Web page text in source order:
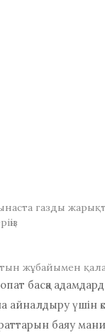
газды
жұбайымен
басқа
айналдыру үшін
баяу